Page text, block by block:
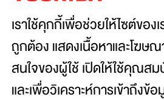
Copyright© 2026 Toshiba
Rights Reserved.
เราใช้คุกกี้เพื่อช่วยให้ไซต์ของ
ถูกต้อง แสดงเนื้อหาและโฆษ
สนใจของผู้ใช้ เปิดให้ใช้คุณสม
และเพื่อวิเคราะห์การเข้าถึงข้อ